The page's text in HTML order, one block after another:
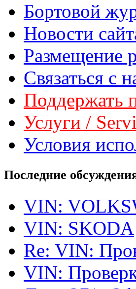
Бортовой
Новости
Размещение
Связаться с
Поддержать
Услуги /
Условия
Последние
VIN:
VIN: SKODA
Re: VIN:
VIN: